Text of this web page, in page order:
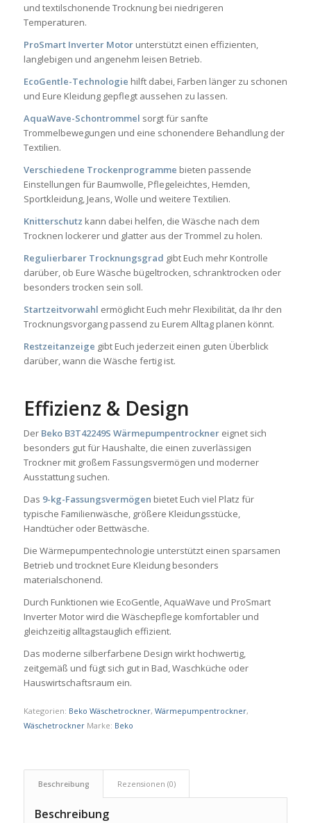
und textilschonende Trocknung bei niedrigeren
Temperaturen.
ProSmart Inverter Motorunterstützt einen effizienten,
langlebigen und angenehm leisen Betrieb.
EcoGentle-Technologie hilft dabei, Farben länger zu schonen
und Eure Kleidung gepflegt aussehen zu lassen.
AquaWave-Schontrommel sorgt für sanfte
Trommelbewegungen und eine schonendere Behandlung der
Textilien.
Verschiedene Trockenprogramme bieten passende
Einstellungen für Baumwolle, Pflegeleichtes, Hemden,
Sportkleidung, Jeans, Wolle und weitere Textilien.
Knitterschutz kann dabei helfen, die Wäsche nach dem
Trocknen lockerer und glatter aus der Trommel zu holen.
Regulierbarer Trocknungsgrad gibt Euch mehr Kontrolle
darüber, ob Eure Wäsche bügeltrocken, schranktrocken oder
besonders trocken sein soll.
Startzeitvorwahl ermöglicht Euch mehr Flexibilität, da Ihr den
Trocknungsvorgang passend zu Eurem Alltag planen könnt.
Restzeitanzeige gibt Euch jederzeit einen guten Überblick
darüber, wann die Wäsche fertig ist.
Effizienz & Design
Der Beko B3T42249S Wärmepumpentrocknereignet sich
besonders gut für Haushalte, die einen zuverlässigen
Trockner mit großem Fassungsvermögen und moderner
Ausstattung suchen.
Das 9-kg-Fassungsvermögen bietet Euch viel Platz für
typische Familienwäsche, größere Kleidungsstücke,
Handtücher oder Bettwäsche.
Die Wärmepumpentechnologie unterstützt einen sparsamen
Betrieb und trocknet Eure Kleidung besonders
materialschonend.
Durch Funktionen wie EcoGentle, AquaWave und ProSmart
Inverter Motor wird die Wäschepflege komfortabler und
gleichzeitig alltagstauglich effizient.
Das moderne silberfarbene Design wirkt hochwertig,
zeitgemäß und fügt sich gut in Bad, Waschküche oder
Hauswirtschaftsraum ein.
Kategorien: Beko Wäschetrockner, Wärmepumpentrockner,
Wäschetrockner Marke: Beko
Beschreibung Rezensionen (0)
Beschreibung